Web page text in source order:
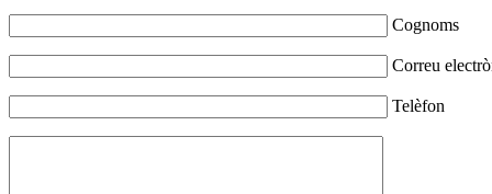
Cognoms
Correu
Telèfon